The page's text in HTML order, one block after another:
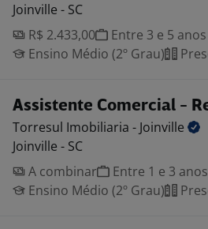
Joinville - SC
R$ 2.433,00
Entre 3 e 5 anos
Ensino Médio (2º Grau)
Assistente Comercial -
Torresul Imobiliaria - Joinville
Joinville - SC
A combinar
Entre 1 e 3 anos
Ensino Médio (2º Grau)